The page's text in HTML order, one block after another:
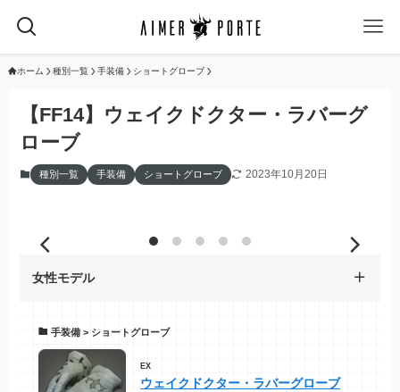
ホーム 種別一覧 手装備 ショートグローブ
【FF14】ウェイクドクター・ラバーグ
ローブ
種別一覧 手装備 ショートグローブ 2023年10月20日
女性モデル
手装備 > ショートグローブ
EX
ウェイクドクター・ラバーグローブ